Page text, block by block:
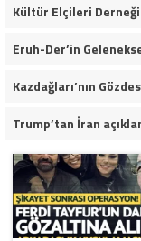
Eruh-Der’in